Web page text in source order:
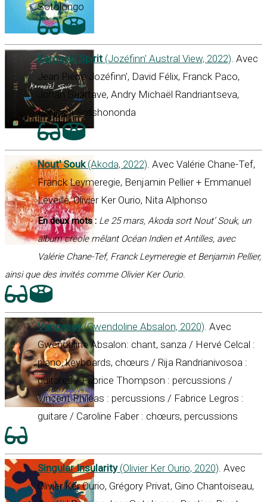
Sotolongo
Karousèl Spirit (Jozéfinn' Austral View, 2022). Avec
Jean Pierre Jozéfinn', David Félix, Franck Paco,
Johan Saartave, Andry Michaël Randriantseva,
Bongani Sotshononda
Nout' Souk(Akoda, 2022). Avec Valérie Chane-Tef,
Franck Leymeregie, Benjamin Pellier + Emmanuel
Léveillé, Olivier Ker Ourio, Nita Alphonso
En deux mots : Le 25 mars, Akoda sort Nout’ Souk, un
album créole mêlant Océan Indien et Antilles, avec
Valérie Chane-Tef, Franck Leymeregie et Benjamin Pellier,
ainsi que des invités comme Olivier Ker Ourio.
Vangasay(Gwendoline Absalon, 2020). Avec
Gwendoline Absalon: chant, sanza / Hervé Celcal :
piano, keyboards, chœurs / Rija Randrianivosoa :
guitares / Fabrice Thompson : percussions /
Vincent Philéas : percussions / Fabrice Legros :
guitare / Caroline Faber : chœurs, percussions
Singular Insularity(Olivier Ker Ourio, 2020). Avec
Olivier Ker Ourio, Grégory Privat, Gino Chantoiseau,